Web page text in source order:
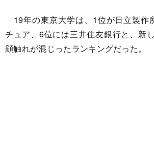
19年の東京大学は、1位が日立製作
チュア、6位には三井住友銀行と、新
顔触れが混じったランキングだった。